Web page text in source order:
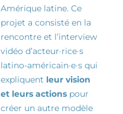
Amérique latine. Ce
projet a consisté en la
rencontre et l’interview
vidéo d’acteur·rice·s
latino-américain·e·s qui
expliquent leur vision
et leurs actions pour
créer un autre modèle